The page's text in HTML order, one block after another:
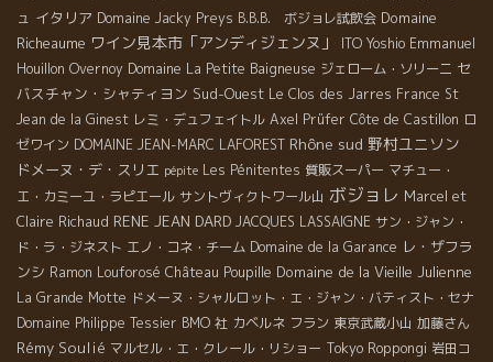
ュ イタリア Domaine Jacky Preys B.B.B. ボジョレ試飲会 Domaine
Richeaume ワイン見本市「アンディジェンヌ」 ITO Yoshio Emmanuel
Houillon Overnoy Domaine La Petite Baigneuse ジェローム・ソリーニ セ
バスチャン・シャティヨン Sud-Ouest Le Clos des Jarres France St
Jean de la Ginest レミ・デュフェイトル Axel Prüfer Côte de Castillon ロ
ゼワイン DOMAINE JEAN-MARC LAFOREST Rhône sud 野村ユニソン
ドメーヌ・デ・スリエ pépite Les Pénitentes 質販スーパー マチュー・
エ・カミーユ・ラピエール サントヴィクトワール山 ボジョレ Marcel et
Claire Richaud RENE JEAN DARD JACQUES LASSAIGNE サン・ジャン・
ド・ラ・ジネスト エノ・コネ・チーム Domaine de la Garance レ・ザフラ
ンシ Ramon Louforosé Château Poupille Domaine de la Vieille Julienne
La Grande Motte ドメーヌ・シャルロット・エ・ジャン・バティスト・セナ
Domaine Philippe Tessier BMO 社 カベルネ フラン 東京武蔵小山 加藤さん
Rémy Soulié マルセル・エ・クレール・リショー Tokyo Roppongi 岩田コ